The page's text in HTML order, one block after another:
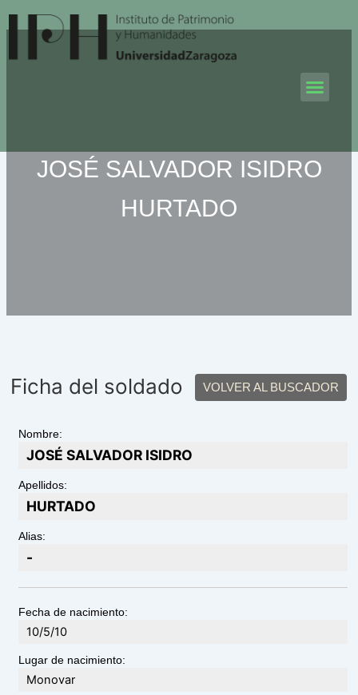
al
contenido
JOSÉ SALVADOR ISIDRO
HURTADO
Ficha del soldado VOLVER AL BUSCADOR
Nombre:
JOSÉ SALVADOR ISIDRO
Apellidos:
HURTADO
Alias:
-
Fecha de nacimiento:
10/5/10
Lugar de nacimiento:
Monovar